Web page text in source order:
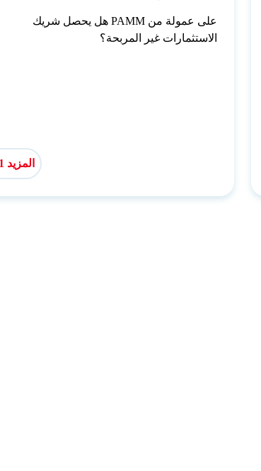
هل يحصل شريك PAMM على عمولة من
الاستثمارات غير المربحة؟
المزيد 41